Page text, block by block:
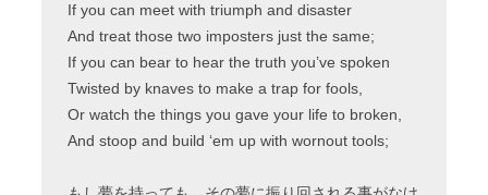
If you can meet with triumph and disaster
And treat those two imposters just the same;
If you can bear to hear the truth you’ve spoken
Twisted by knaves to make a trap for fools,
Or watch the things you gave your life to broken,
And stoop and build ‘em up with wornout tools;